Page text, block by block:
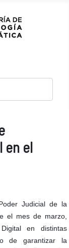
en el
Judicial de la
el mes de marzo,
en distintas
de garantizar la